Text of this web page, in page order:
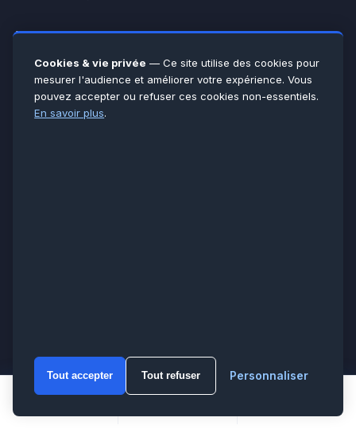
VOUS AIDER
Urgences 7 j/7
Contact & devis
Documentation
Plan du site
Voir toutes les villes →
Cookies & vie privée — Ce site utilise des cookies pour
mesurer l'audience et améliorer votre expérience. Vous
pouvez accepter ou refuser ces cookies non-essentiels.
En savoir plus.
Tout accepter Tout refuser Personnaliser